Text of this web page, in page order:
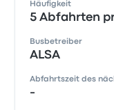
Häufigkeit
5 Abfahrten
Busbetreiber
ALSA
Abfahrtszeit des
-